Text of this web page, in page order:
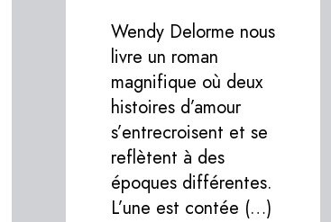
Wendy Delorme nous
livre un roman
magnifique où deux
histoires d’amour
s’entrecroisent et se
reflètent à des
époques différentes.
L’une est contée (…)